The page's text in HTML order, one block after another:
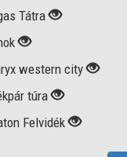
Tátra
western city
túra
Felvidék